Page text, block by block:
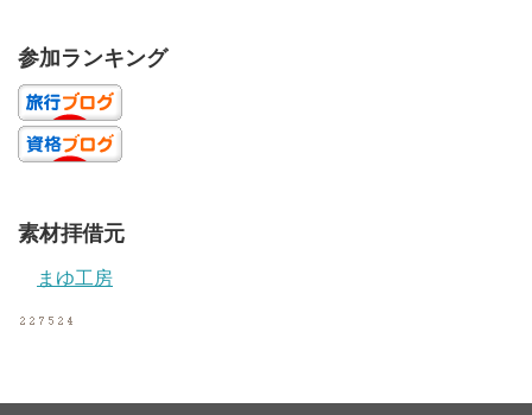
参加ランキング
素材拝借元
まゆ工房